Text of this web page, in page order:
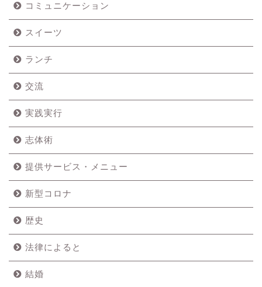
コミュニケーション
スイーツ
ランチ
交流
実践実行
志体術
提供サービス・メニュー
新型コロナ
歴史
法律によると
結婚